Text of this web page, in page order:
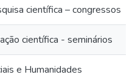
científica – congressos
científica - seminários
e Humanidades